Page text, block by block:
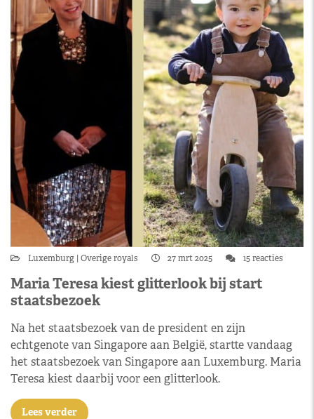
Luxemburg Overige royals 27 mrt 2025 15 reacties
Maria Teresa kiest glitterlook bij start
staatsbezoek
Na het staatsbezoek van de president en zijn
echtgenote van Singapore aan België, startte vandaag
het staatsbezoek van Singapore aan Luxemburg. Maria
Teresa kiest daarbij voor een glitterlook.
Lees verder